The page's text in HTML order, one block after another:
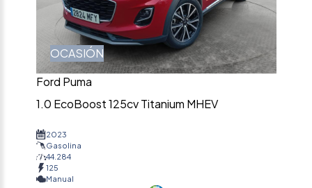
OCASIÓN
Ford Puma
1.0 EcoBoost 125cv Titanium MHEV
2023
Gasolina
44.284
125
Manual